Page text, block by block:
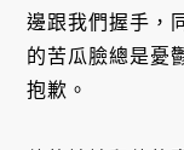
邊跟我們握手，
的苦瓜臉總是憂
抱歉。